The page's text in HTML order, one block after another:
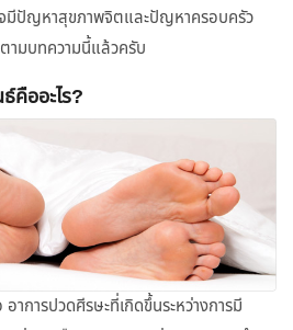
มีปัญหาสุขภาพจิตและปัญหาครอบครัว
ามบทความนี้แล้วครับ
คืออะไร?
าการปวดศีรษะที่เกิดขึ้นระหว่างการมี